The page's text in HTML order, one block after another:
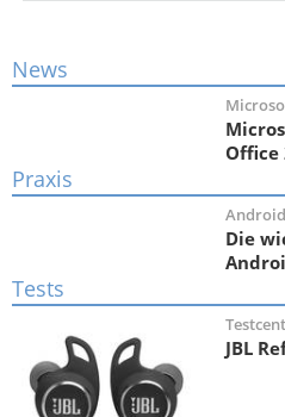
News
Office
Praxis
Die
Tests
JBL